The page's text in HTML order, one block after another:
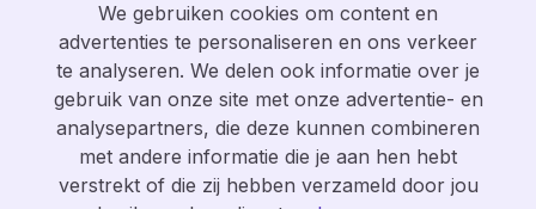
Wij zijn te bereiken op info@vakantieolifant.nl
of op
088 058 0585
We gebruiken cookies om content en
advertenties te personaliseren en ons verkeer
te analyseren. We delen ook informatie over je
gebruik van onze site met onze advertentie- en
analysepartners, die deze kunnen combineren
met andere informatie die je aan hen hebt
verstrekt of die zij hebben verzameld door jou